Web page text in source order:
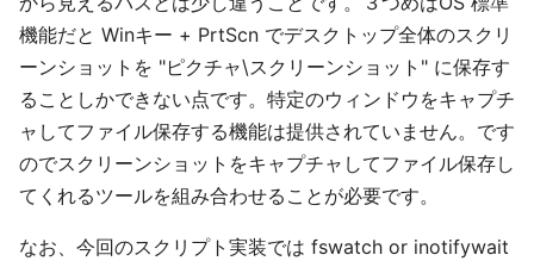
機能だと Winキー + PrtScn でデスクトップ全体のスクリ
ーンショットを "ピクチャ\スクリーンショット" に保存す
ることしかできない点です。特定のウィンドウをキャプチ
ャしてファイル保存する機能は提供されていません。です
のでスクリーンショットをキャプチャしてファイル保存し
てくれるツールを組み合わせることが必要です。
なお、今回のスクリプト実装では fswatch or inotifywait